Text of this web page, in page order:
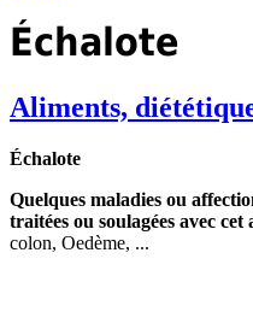
Échalote
Aliments,
Échalote
Quelques maladies ou
traitées ou soulagées avec cet
colon, Oedème, ...